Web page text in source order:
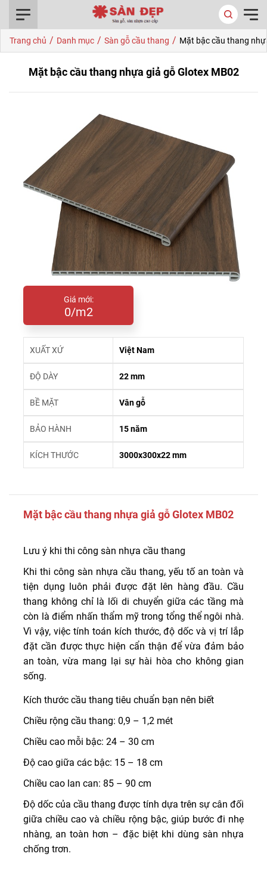
Trang chủ / Danh mục / Sàn gỗ cầu thang / Mặt bậc cầu thang
Mặt bậc cầu thang nhựa giả gỗ Glotex MB02
Giá mới:
0/m2
XUẤT XỨ Việt Nam
ĐỘ DÀY 22 mm
BỀ MẶT Vân gỗ
BẢO HÀNH 15 năm
KÍCH THƯỚC 3000x300x22 mm
Mặt bậc cầu thang nhựa giả gỗ Glotex MB02
Lưu ý khi thi công sàn nhựa cầu thang
Khi thi công sàn nhựa cầu thang, yếu tố an toàn và
tiện dụng luôn phải được đặt lên hàng đầu. Cầu
thang không chỉ là lối di chuyển giữa các tầng mà
còn là điểm nhấn thẩm mỹ trong tổng thể ngôi nhà.
Vì vậy, việc tính toán kích thước, độ dốc và vị trí lắp
đặt cần được thực hiện cẩn thận để vừa đảm bảo
an toàn, vừa mang lại sự hài hòa cho không gian
sống.
Kích thước cầu thang tiêu chuẩn bạn nên biết
Chiều rộng cầu thang: 0,9 – 1,2 mét
Chiều cao mỗi bậc: 24 – 30 cm
Độ cao giữa các bậc: 15 – 18 cm
Chiều cao lan can: 85 – 90 cm
Độ dốc của cầu thang được tính dựa trên sự cân đối
giữa chiều cao và chiều rộng bậc, giúp bước đi nhẹ
nhàng, an toàn hơn – đặc biệt khi dùng sàn nhựa
chống trơn.